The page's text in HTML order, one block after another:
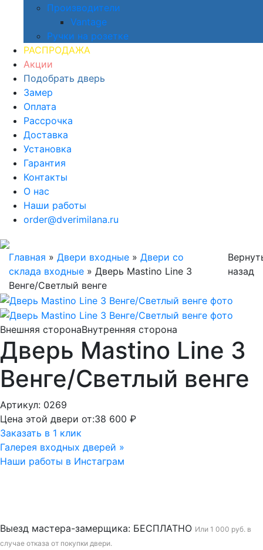
Производители
Vantage
Ручки на розетке
РАСПРОДАЖА
Акции
Подобрать дверь
Замер
Оплата
Рассрочка
Доставка
Установка
Гарантия
Контакты
О нас
Наши работы
order@dverimilana.ru
Главная » Двери входные » Двери со
склада входные » Дверь Mastino Line 3
Венге/Светлый венге
назад
Внешняя сторонаВнутренняя сторона
Дверь Mastino Line 3
Венге/Светлый венге
Артикул: 0269
Цена этой двери от:38 600 ₽
Заказать в 1 клик
Галерея входных дверей »
Наши работы в Инстаграм
Выезд мастера-замерщика: БЕСПЛАТНО Или 1 000 руб. в
случае отказа от покупки двери.